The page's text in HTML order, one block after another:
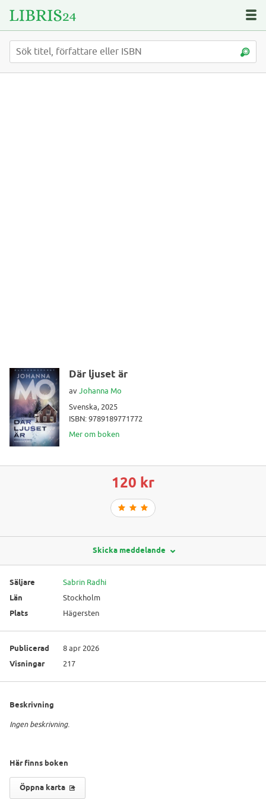
Där ljuset är
avJohanna Mo
Svenska, 2025
ISBN: 9789189771772
Mer om boken
120 kr
Skicka meddelande
Säljare Sabrin Radhi
Län Stockholm
Plats Hägersten
Publicerad 8 apr 2026
Visningar 217
Beskrivning
Ingen beskrivning.
Här finns boken
Öppna karta